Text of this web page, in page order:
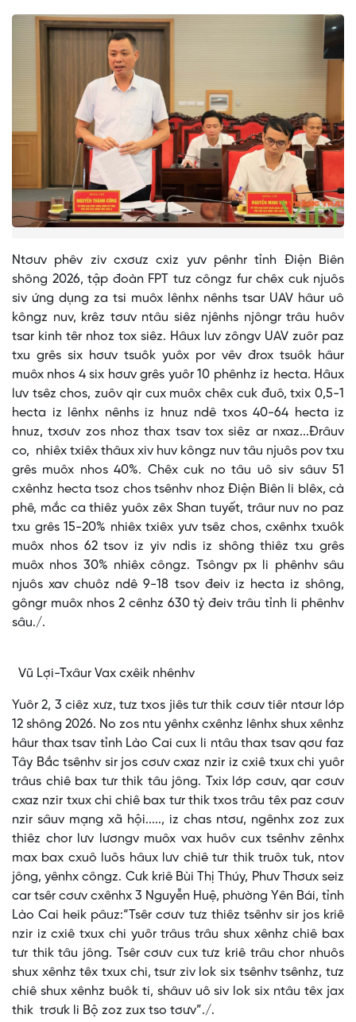
Ntơưv phêv ziv cxơưz cxiz yưv pênhr tỉnh Điện Biên
shông 2026, tập đoàn FPT tưz côngz fur chêx cuk njuôs
siv ứng dụng za tsi muôx lênhx nênhs tsar UAV hâur uô
kôngz nuv, krêz tơưv ntâu siêz njênhs njôngr trâu huôv
tsar kinh têr nhoz tox siêz. Hâux lưv zôngv UAV zuôr paz
txu grês six hơưv tsuôk yuôx por vêv đrox tsuôk hâur
muôx nhos 4 six hơưv grês yuôr 10 phênhz iz hecta. Hâux
lưv tsêz chos, zuôv qir cux muôx chêx cuk đuô, txix 0,5-1
hecta iz lênhx nênhs iz hnuz ndê txos 40-64 hecta iz
hnuz, txơưv zos nhoz thax tsav tox siêz ar nxaz...Đrâuv
co, nhiêx txiêx thâux xiv huv kôngz nuv tâu njuôs pov txu
grês muôx nhos 40%. Chêx cuk no tâu uô siv sâuv 51
cxênhz hecta tsoz chos tsênhv nhoz Điện Biên li blêx, cà
phê, mắc ca thiêz yuôx zêx Shan tuyết, trâur nuv no paz
txu grês 15-20% nhiêx txiêx yưv tsêz chos, cxênhx txuôk
muôx nhos 62 tsov iz yiv ndis iz shông thiêz txu grês
muôx nhos 30% nhiêx côngz. Tsôngv px li phênhv sâu
njuôs xav chuôz ndê 9-18 tsov đeiv iz hecta iz shông,
gôngr muôx nhos 2 cênhz 630 tỷ đeiv trâu tỉnh li phênhv
sâu./.
Vũ Lợi-Txâur Vax cxêik nhênhv
Yuôr 2, 3 ciêz xưz, tưz txos jiês tưr thik cơưv tiêr ntơưr lớp
12 shông 2026. No zos ntu yênhx cxênhz lênhx shux xênhz
hâur thax tsav tỉnh Lào Cai cux li ntâu thax tsav qơư faz
Tây Bắc tsênhv sir jos cơưv cxaz nzir iz cxiê txux chi yuôr
trâus chiê bax tưr thik tâu jông. Txix lớp cơưv, qar cơưv
cxaz nzir txux chi chiê bax tưr thik txos trâu têx paz cơưv
nzir sâuv mạng xã hội....., iz chas ntơư, ngênhx zoz zux
thiêz chor lưv lươngv muôx vax huôv cux tsênhv zênhx
max bax cxuô luôs hâux lưv chiê tưr thik truôx tuk, ntov
jông, yênhx côngz. Cưk kriê Bùi Thị Thúy, Phưv Thơưx seiz
car tsêr cơưv cxênhx 3 Nguyễn Huệ, phường Yên Bái, tỉnh
Lào Cai heik pâuz:“Tsêr cơưv tưz thiêz tsênhv sir jos kriê
nzir iz cxiê txux chi yuôr trâus trâu shux xênhz chiê bax
tưr thik tâu jông. Tsêr cơưv cux tưz kriê trâu chor nhuôs
shux xênhz têx txux chi, tsưr ziv lok six tsênhv tsênhz, tưz
chiê shux xênhz buôk ti, shâuv uô siv lok six ntâu têx jax
thik trơưk li Bộ zoz zux tso tơưv”./.